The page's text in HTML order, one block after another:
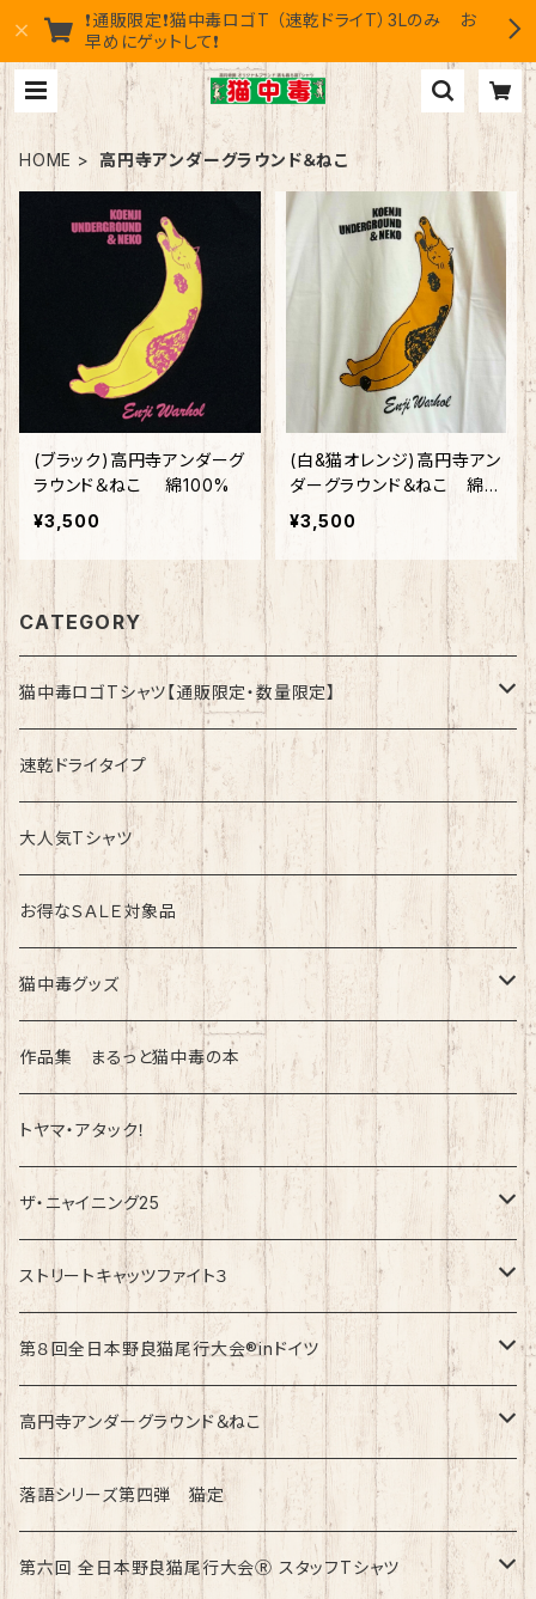
❗通販限定❗猫中毒ロゴT （速乾ドライT）3Lのみ お
早めにゲットして❗
HOME 高円寺アンダーグラウンド＆ねこ
(ブラック)高円寺アンダーグ
ラウンド＆ねこ 綿100%
¥3,500
(白&猫オレンジ)高円寺アン
ダーグラウンド＆ねこ 綿1
00%
¥3,500
CATEGORY
猫中毒ロゴTシャツ【通販限定・数量限定】
速乾ドライタイプ
綿100%ノーマルタイプ
速乾ドライタイプ
大人気Tシャツ
お得なＳＡＬＥ対象品
猫中毒グッズ
ラバーバンド（ブレスレット・リストバンド）
作品集 まるっと猫中毒の本
トヤマ・アタック！
ザ・ニャイニング25
速乾ドライタイプ
綿100%ノーマルタイプ
ストリートキャッツファイト３
速乾ドライタイプ
綿100%ノーマルタイプ
第８回全日本野良猫尾行大会®︎inドイツ
第8回全日本野良猫尾行大会®︎inドイツ Light
第8回全日本野良猫尾行大会®︎inドイツ Dark
高円寺アンダーグラウンド＆ねこ
綿100%ノーマルタイプ
落語シリーズ第四弾 猫定
第六回 全日本野良猫尾行大会Ⓡ スタッフTシャツ